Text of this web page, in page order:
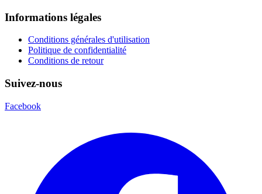
Informations légales
Conditions générales d'utilisation
Politique de confidentialité
Conditions de retour
Suivez-nous
Facebook